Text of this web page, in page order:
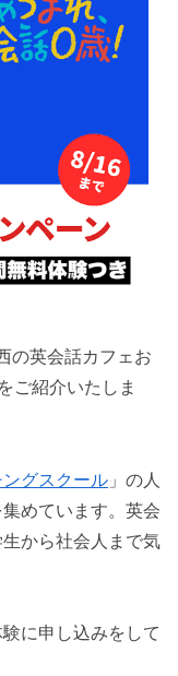
の英会話カフェお
ご紹介いたしま
グスクール 」の人
めています。英会
から社会人まで気
に申し込みをして